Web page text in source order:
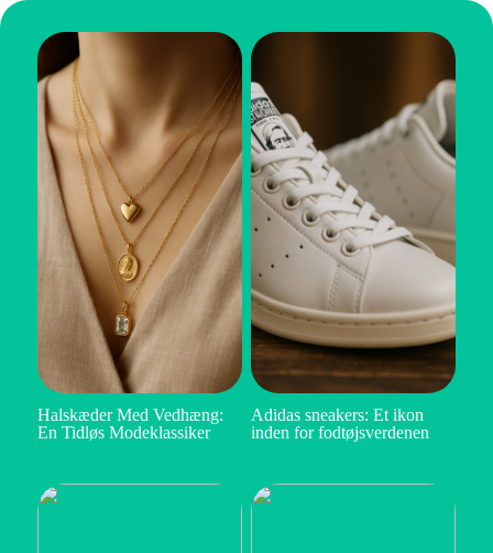
Halskæder Med Vedhæng:
En Tidløs Modeklassiker
Adidas sneakers: Et ikon
inden for fodtøjsverdenen